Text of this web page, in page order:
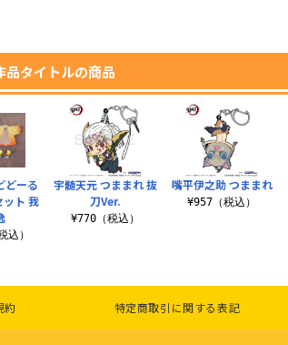
品タイトルの商品
嘴平伊之助 つままれ
¥957（税込）
どーる
ット 我
込）
宇髄天元 つままれ 抜
刀Ver.
¥770（税込）
約 特定商取引に関する表記